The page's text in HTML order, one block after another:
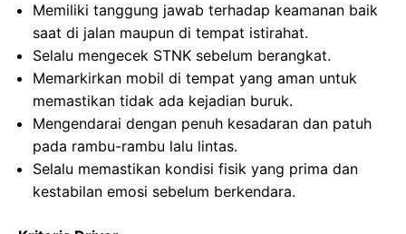
Memiliki tanggung jawab terhadap keamanan baik
saat di jalan maupun di tempat istirahat.
Selalu mengecek STNK sebelum berangkat.
Memarkirkan mobil di tempat yang aman untuk
memastikan tidak ada kejadian buruk.
Mengendarai dengan penuh kesadaran dan patuh
pada rambu-rambu lalu lintas.
Selalu memastikan kondisi fisik yang prima dan
kestabilan emosi sebelum berkendara.